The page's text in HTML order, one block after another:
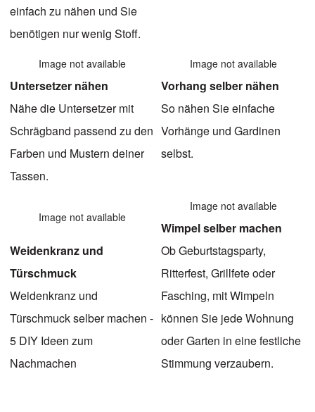
einfach zu nähen und Sie
benötigen nur wenig Stoff.
Image not available
Untersetzer nähen
Nähe die Untersetzer mit
Schrägband passend zu den
Farben und Mustern deiner
Tassen.
Image not available
Vorhang selber nähen
So nähen Sie einfache
Vorhänge und Gardinen
selbst.
Image not available
Weidenkranz und
Türschmuck
Weidenkranz und
Türschmuck selber machen -
5 DIY Ideen zum
Nachmachen
Image not available
Wimpel selber machen
Ob Geburtstagsparty,
Ritterfest, Grillfete oder
Fasching, mit Wimpeln
können Sie jede Wohnung
oder Garten in eine festliche
Stimmung verzaubern.